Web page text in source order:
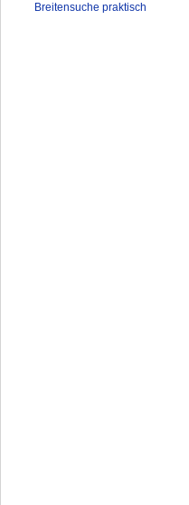
Breitensuche praktisch